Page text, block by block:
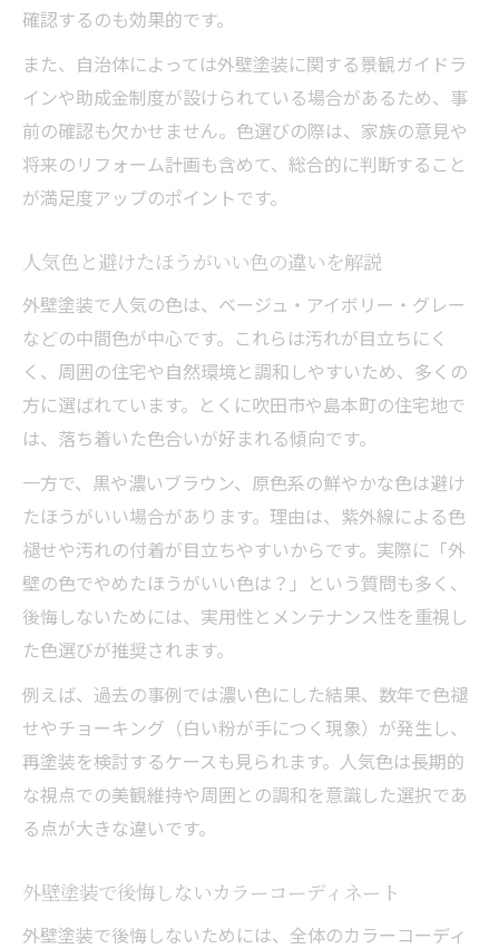
確認するのも効果的です。
また、自治体によっては外壁塗装に関する景観ガイドラ
インや助成金制度が設けられている場合があるため、事
前の確認も欠かせません。色選びの際は、家族の意見や
将来のリフォーム計画も含めて、総合的に判断すること
が満足度アップのポイントです。
人気色と避けたほうがいい色の違いを解説
外壁塗装で人気の色は、ベージュ・アイボリー・グレー
などの中間色が中心です。これらは汚れが目立ちにく
く、周囲の住宅や自然環境と調和しやすいため、多くの
方に選ばれています。とくに吹田市や島本町の住宅地で
は、落ち着いた色合いが好まれる傾向です。
一方で、黒や濃いブラウン、原色系の鮮やかな色は避け
たほうがいい場合があります。理由は、紫外線による色
褪せや汚れの付着が目立ちやすいからです。実際に「外
壁の色でやめたほうがいい色は？」という質問も多く、
後悔しないためには、実用性とメンテナンス性を重視し
た色選びが推奨されます。
例えば、過去の事例では濃い色にした結果、数年で色褪
せやチョーキング（白い粉が手につく現象）が発生し、
再塗装を検討するケースも見られます。人気色は長期的
な視点での美観維持や周囲との調和を意識した選択であ
る点が大きな違いです。
外壁塗装で後悔しないカラーコーディネート
外壁塗装で後悔しないためには、全体のカラーコーディ